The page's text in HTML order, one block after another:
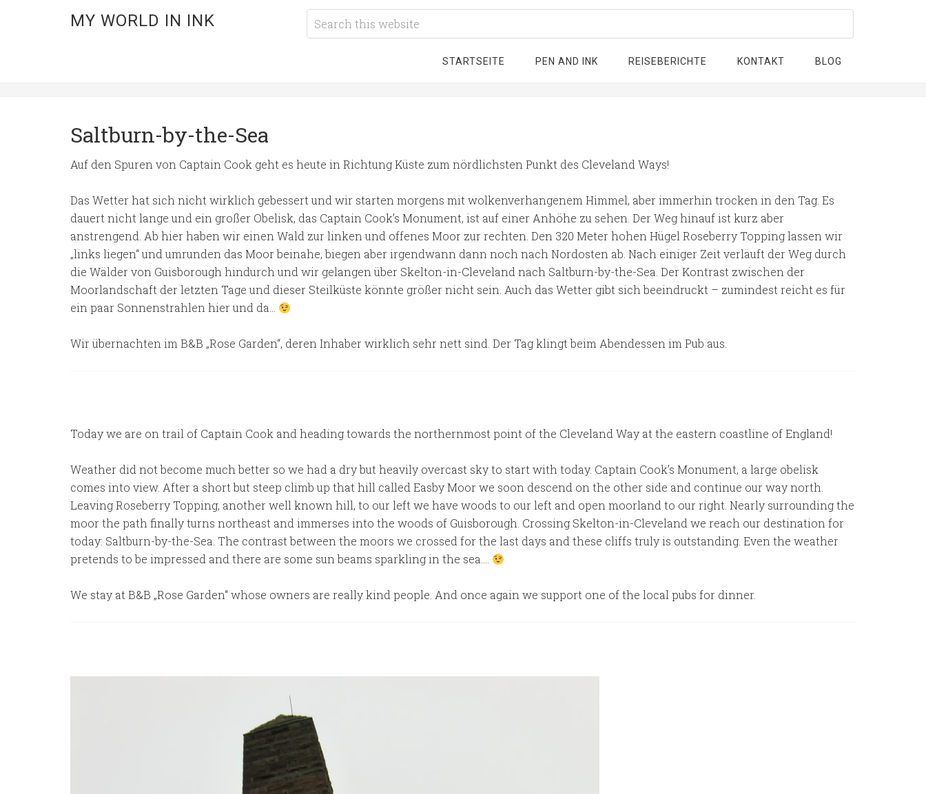
MY WORLD IN INK
STARTSEITE PEN AND INK REISEBERICHTE KONTAKT BLOG
Saltburn-by-the-Sea
Auf den Spuren von Captain Cook geht es heute in Richtung Küste zum nördlichsten Punkt des Cleveland Ways!
Das Wetter hat sich nicht wirklich gebessert und wir starten morgens mit wolkenverhangenem Himmel, aber immerhin trocken in den Tag. Es
dauert nicht lange und ein großer Obelisk, das Captain Cook’s Monument, ist auf einer Anhöhe zu sehen. Der Weg hinauf ist kurz aber
anstrengend. Ab hier haben wir einen Wald zur linken und offenes Moor zur rechten. Den 320 Meter hohen Hügel Roseberry Topping lassen wir
„links liegen“ und umrunden das Moor beinahe, biegen aber irgendwann dann noch nach Nordosten ab. Nach einiger Zeit verläuft der Weg durch
die Wälder von Guisborough hindurch und wir gelangen über Skelton-in-Cleveland nach Saltburn-by-the-Sea. Der Kontrast zwischen der
Moorlandschaft der letzten Tage und dieser Steilküste könnte größer nicht sein. Auch das Wetter gibt sich beeindruckt – zumindest reicht es für
ein paar Sonnenstrahlen hier und da…
Wir übernachten im B&B „Rose Garden“, deren Inhaber wirklich sehr nett sind. Der Tag klingt beim Abendessen im Pub aus.
Today we are on trail of Captain Cook and heading towards the northernmost point of the Cleveland Way at the eastern coastline of England!
Weather did not become much better so we had a dry but heavily overcast sky to start with today. Captain Cook’s Monument, a large obelisk
comes into view. After a short but steep climb up that hill called Easby Moor we soon descend on the other side and continue our way north.
Leaving Roseberry Topping, another well known hill, to our left we have woods to our left and open moorland to our right. Nearly surrounding the
moor the path finally turns northeast and immerses into the woods of Guisborough. Crossing Skelton-in-Cleveland we reach our destination for
today: Saltburn-by-the-Sea. The contrast between the moors we crossed for the last days and these cliffs truly is outstanding. Even the weather
pretends to be impressed and there are some sun beams sparkling in the sea….
We stay at B&B „Rose Garden“ whose owners are really kind people. And once again we support one of the local pubs for dinner.